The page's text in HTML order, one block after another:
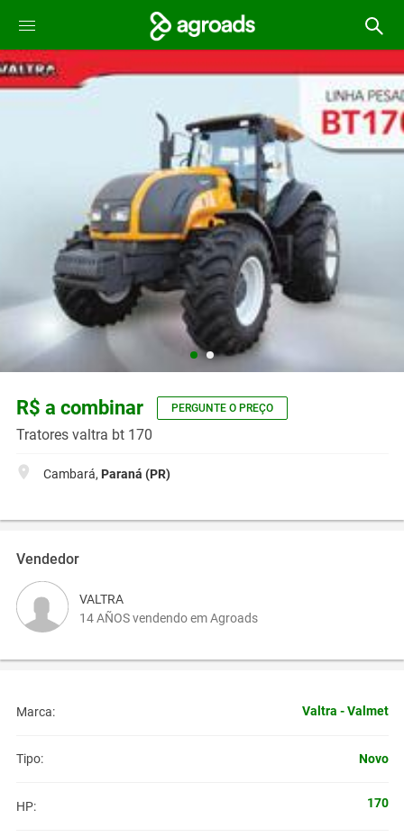
R$ a combinar PERGUNTE O PREÇO
Tratores valtra bt 170
Cambará, Paraná (PR)
Vendedor
VALTRA
14 AÑOS vendendo em Agroads
Marca: Valtra - Valmet
Tipo: Novo
HP: 170